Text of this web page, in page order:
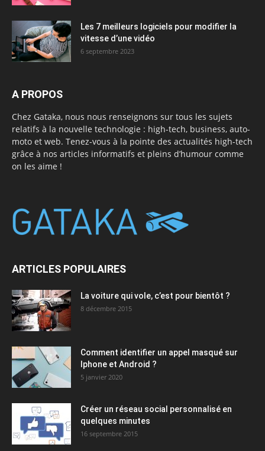
Les 7 meilleurs logiciels pour modifier la
vitesse d’une vidéo
6 septembre 2023
A PROPOS
Chez Gataka, nous nous renseignons sur tous les sujets
relatifs à la nouvelle technologie : high-tech, business, auto-
moto et web. Tenez-vous à la pointe des actualités high-tech
grâce à nos articles informatifs et pleins d’humour comme
on les aime !
ARTICLES POPULAIRES
La voiture qui vole, c’est pour bientôt ?
8 décembre 2015
Comment identifier un appel masqué sur
Iphone et Android ?
5 janvier 2020
Créer un réseau social personnalisé en
quelques minutes
16 septembre 2015